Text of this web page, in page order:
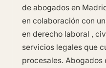
de abogados en
en colaboración con
en derecho laboral ,
servicios legales que
procesales. Abogados